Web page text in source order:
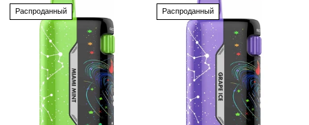
Lost Angel
Lost Mary
Lost Vape
Lucid Charge
Распроданный Распроданный